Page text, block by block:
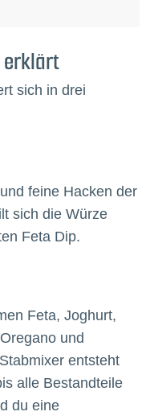
erklärt
sich in drei
feine Hacken der
sich die Würze
Feta Dip.
Feta, Joghurt,
und
entsteht
alle Bestandteile
du eine